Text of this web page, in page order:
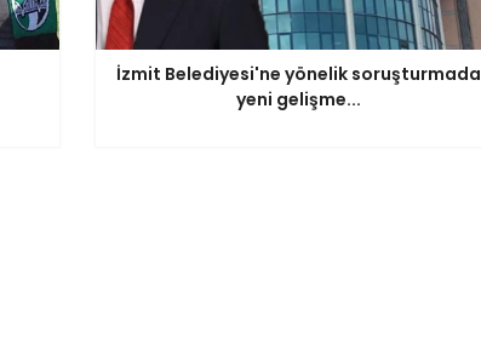
İzmit Belediyesi'ne yönelik soruşturmada
yeni gelişme...